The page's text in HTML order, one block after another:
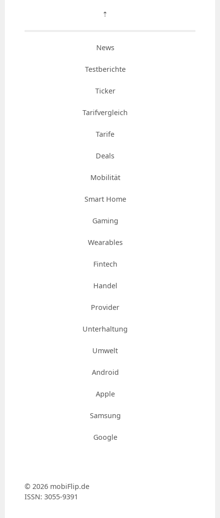
⇡
News
Testberichte
Ticker
Tarifvergleich
Tarife
Deals
Mobilität
Smart Home
Gaming
Wearables
Fintech
Handel
Provider
Unterhaltung
Umwelt
Android
Apple
Samsung
Google
© 2026 mobiFlip.de
ISSN: 3055-9391